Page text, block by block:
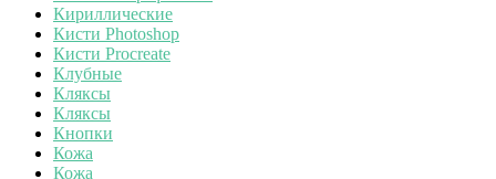
Кириллические
Кисти Photoshop
Кисти Procreate
Клубные
Кляксы
Кляксы
Кнопки
Кожа
Кожа